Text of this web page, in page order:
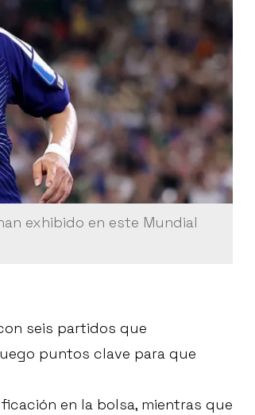
exhibido en este Mundial
seis partidos que
puntos clave para que
en la bolsa, mientras que